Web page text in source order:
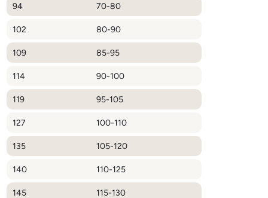
94 70-80
102 80-90
109 85-95
114 90-100
119 95-105
127 100-110
135 105-120
140 110-125
145 115-130